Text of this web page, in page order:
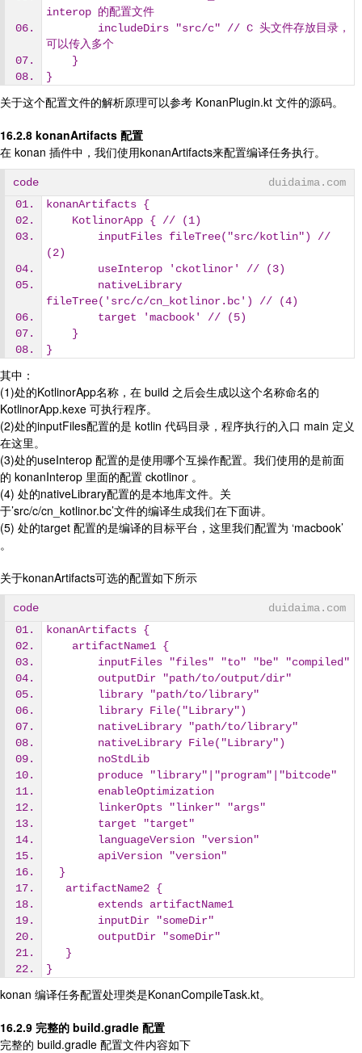
interop 的配置文件
可以传入多个
    }
}
关于这个配置文件的解析原理可以参考 KonanPlugin.kt 文件的源码。
16.2.8 konanArtifacts 配置
在 konan 插件中，我们使用konanArtifacts来配置编译任务执行。
code
duidaima.com
konanArtifacts {
    KotlinorApp { // (1)
(2)
        useInterop 'ckotlinor' // (3)
fileTree('src/c/cn_kotlinor.bc') // (4)
        target 'macbook' // (5)
    }
}
其中：
(1)处的KotlinorApp名称，在 build 之后会生成以这个名称命名的
KotlinorApp.kexe 可执行程序。
(2)处的inputFiles配置的是 kotlin 代码目录，程序执行的入口 main 定义
在这里。
(3)处的useInterop 配置的是使用哪个互操作配置。我们使用的是前面
的 konanInterop 里面的配置 ckotlinor 。
(4) 处的nativeLibrary配置的是本地库文件。关
于’src/c/cn_kotlinor.bc’文件的编译生成我们在下面讲。
(5) 处的target 配置的是编译的目标平台，这里我们配置为 ‘macbook’
。
关于konanArtifacts可选的配置如下所示
code
duidaima.com
konanArtifacts {
    artifactName1 {
        inputFiles "files" "to" "be" "compiled"
        outputDir "path/to/output/dir"
        library "path/to/library"
        library File("Library")
        nativeLibrary "path/to/library"
        nativeLibrary File("Library")
        noStdLib
        produce "library"|"program"|"bitcode"
        enableOptimization
        linkerOpts "linker" "args"
        target "target"
        languageVersion "version"
        apiVersion "version"
  }
   artifactName2 {
        extends artifactName1
        inputDir "someDir"
        outputDir "someDir"
   }
}
konan 编译任务配置处理类是KonanCompileTask.kt。
16.2.9 完整的 build.gradle 配置
完整的 build.gradle 配置文件内容如下